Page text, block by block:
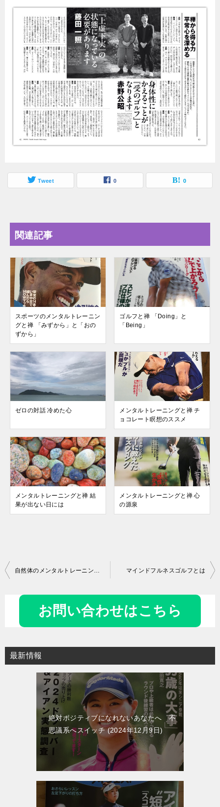
Tweet 0 0
関連記事
スポーツのメンタルトレーニン
グと禅 「みずから」と「おの
ずから」
ゴルフと禅 「Doing」と
「Being」
ゼロの対話 冷めた心
メンタルトレーニングと禅 チ
ョコレート瞑想のススメ
メンタルトレーニングと禅 結
果が出ない日には
メンタルトレーニングと禅 心
の源泉
投
ー
シ
マインドフルネスゴルフとは
お問い合わせはこちら
最新情報
絶対ポジティブになれないあなたへ 不
思議系へスイッチ
2024年12月9日